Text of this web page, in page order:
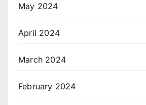
May 2024
April 2024
March 2024
February 2024